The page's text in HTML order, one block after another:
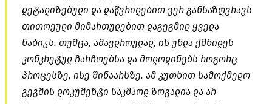
დეტალიზებული და დაწვრილებით ვერ განსაზღვრავს
თითოეული მიმართულებით დაგეგმილ ყველა
ნაბიჯს. თუმცა, ამავდროულად, ის უნდა ქმნიდეს
კონკრეტულ ჩარჩოებსა და მოლოდინებს როგორც
პროცესზე, ისე შინაარსზე. ამ კუთხით სამოქმედო
გეგმის დოკუმენტი საკმაოდ ზოგადია და არ